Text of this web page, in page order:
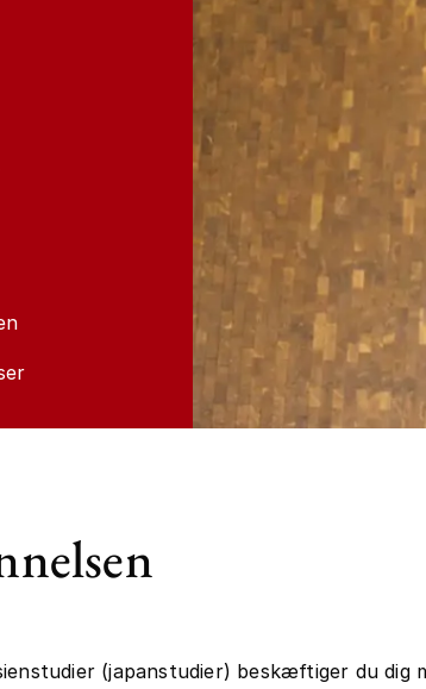
(japanstudier) beskæftiger du dig